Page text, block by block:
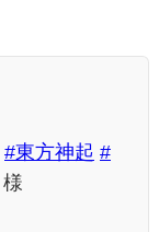
#東方神起 #
様